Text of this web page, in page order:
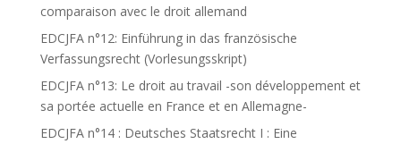
comparaison avec le droit allemand
EDCJFA n°12: Einführung in das französische
Verfassungsrecht (Vorlesungsskript)
EDCJFA n°13: Le droit au travail -son développement et
sa portée actuelle en France et en Allemagne-
EDCJFA n°14 : Deutsches Staatsrecht I : Eine